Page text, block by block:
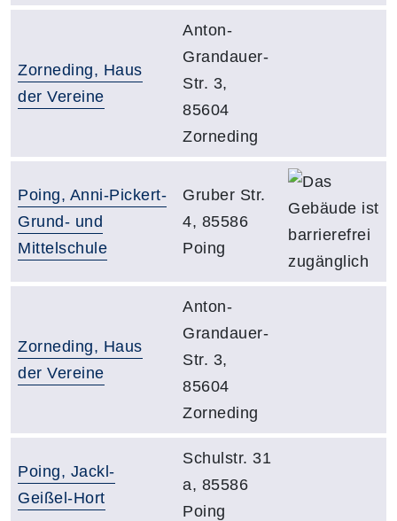
Gebäude:
Zorneding, Haus
der Vereine
Adresse:
Anton-
Grandauer-
Str. 3,
85604
Zorneding
Gebäude:
Poing, Anni-Pickert-
Grund- und
Mittelschule
Adresse:
Gruber Str.
4, 85586
Poing
Gebäude:
Zorneding, Haus
der Vereine
Adresse:
Anton-
Grandauer-
Str. 3,
85604
Zorneding
Gebäude:
Poing, Jackl-
Geißel-Hort
Adresse:
Schulstr. 31
a, 85586
Poing